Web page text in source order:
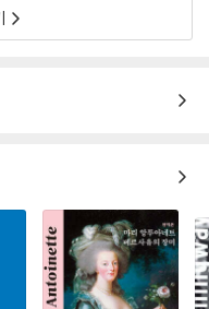
은 강력한 시멘트를 바른 것
기도 하고 서로의 차이를
과 읍, 읍과 도시, 지방과 국가
긴밀한 관계 형성과 이를 통
총합인 국가에 관해 살펴본
방식으로든 건축되고, 완성되
리고 자연환경도 변화를 겪
에서, 유럽의 한 부분에서, 세
정을 거쳐 마침내 제3장 ‘무
건?’에 이르게 된다.